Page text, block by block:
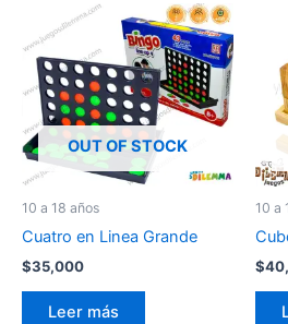
OUT OF STOCK
10 a 18 años
Cuatro en Linea Grande
$35,000
Leer más
10 a
$